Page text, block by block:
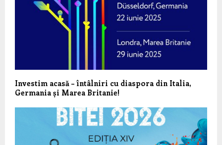
Investim acasă – întâlniri cu diaspora din Italia,
Germania și Marea Britanie!